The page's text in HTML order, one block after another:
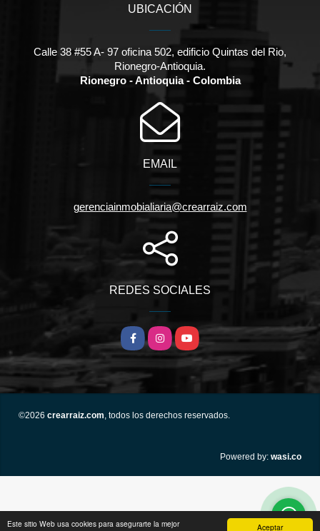
Aceptar
Este sitio Web usa cookies para asegurarte la mejor
UBICACIÓN
Calle 38 #55 A- 97 oficina 502, edificio Quintas del Rio,
Rionegro-Antioquia.
Rionegro - Antioquia - Colombia
EMAIL
gerenciainmobialiaria@crearraiz.com
REDES SOCIALES
FacebookInstagramYouTube
©2026 crearraiz.com, todos los derechos reservados.
Powered by: wasi.co